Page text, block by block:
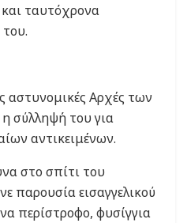
ταυτόχρονα
αστυνομικές Αρχές των
σύλληψή του για
αντικειμένων.
στο σπίτι του
παρουσία εισαγγελικού
περίστροφο, φυσίγγια